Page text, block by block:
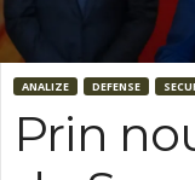
ANALIZE DEFENSE
Prin